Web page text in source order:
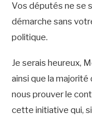
Vos députés ne se
démarche sans
politique.
Je serais heureux,
ainsi que la
nous prouver le
cette initiative qui,